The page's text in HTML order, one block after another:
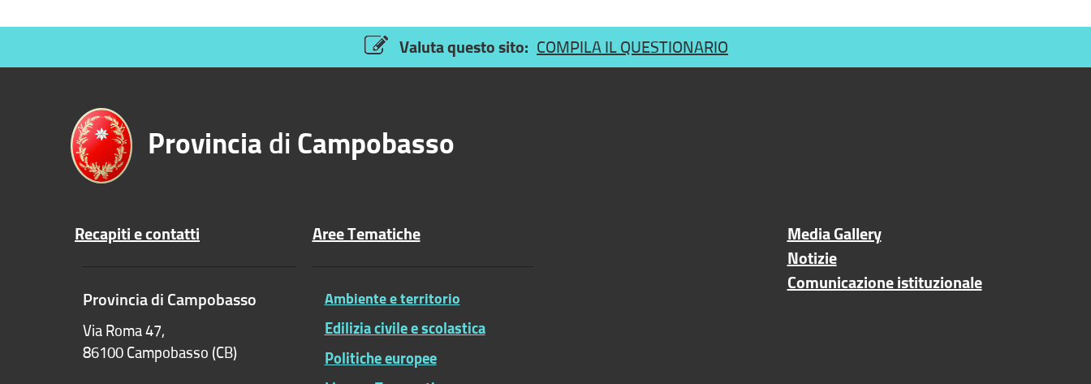
Valuta questo sito: COMPILA IL QUESTIONARIO
ProvinciadiCampobasso
Recapiti e contatti
Provincia di Campobasso
Via Roma 47,
86100 Campobasso (CB)
Aree Tematiche
Ambiente e territorio
Edilizia civile e scolastica
Politiche europee
Media Gallery
Notizie
Comunicazione istituzionale